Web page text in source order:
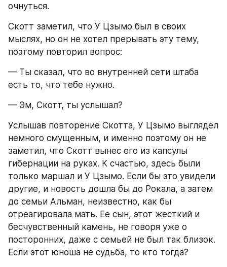
очнуться.
Скотт заметил, что У Цзымо был в своих
мыслях, но он не хотел прерывать эту тему,
поэтому повторил вопрос:
— Ты сказал, что во внутренней сети штаба
есть то, что тебе нужно.
— Эм, Скотт, ты услышал?
Услышав повторение Скотта, У Цзымо выглядел
немного смущенным, и именно поэтому он не
заметил, что Скотт вынес его из капсулы
гибернации на руках. К счастью, здесь были
только маршал и У Цзымо. Если бы это увидели
другие, и новость дошла бы до Рокала, а затем
до семьи Альман, неизвестно, как бы
отреагировала мать. Ее сын, этот жесткий и
бесчувственный камень, не говоря уже о
посторонних, даже с семьей не был так близок.
Если этот юноша не судьба, то кто тогда?